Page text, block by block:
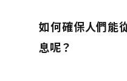
如何確保人們能
息呢？